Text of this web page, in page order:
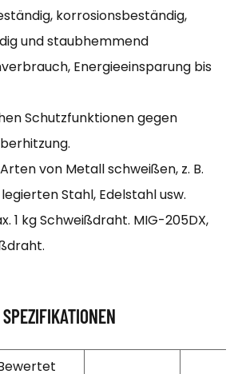
korrosionsbeständig,
und staubhemmend
Energieeinsparung bis
Schutzfunktionen gegen
von Metall schweißen, z. B.
Stahl, Edelstahl usw.
1 kg Schweißdraht. MIG-205DX,
SPEZIFIKATIONEN